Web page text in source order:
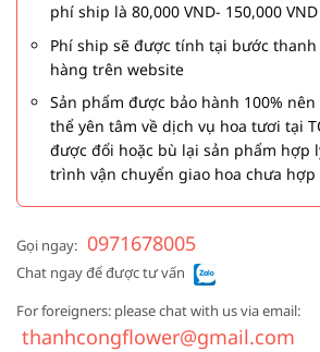
phí ship là 80,000 VND- 150,000
Phí ship sẽ được tính tại bước
hàng trên website
Sản phẩm được bảo hành 100%
thể yên tâm về dịch vụ hoa tươi tại
được đổi hoặc bù lại sản phẩm hợp
trình vận chuyển giao hoa chưa hợp
Gọi ngay: 0971678005
Chat ngay để được tư vấn
For foreigners: please chat with us via email:
thanhcongflower@gmail.com